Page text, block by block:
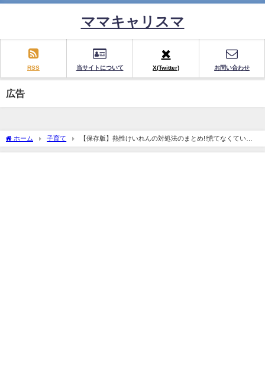
ママキャリスマ
RSS 当サイトについて X(Twitter) お問い合わせ
広告
ホーム 子育て
【保存版】熱性けいれんの対処法のまとめ!!慌てなくてい
い？